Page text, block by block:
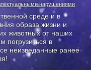
нарушениями
среде и в
образа жизни и
животных от наших
погрузиться в
неизведанные ранее